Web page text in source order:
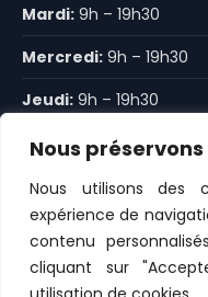
Nous
Nous utilisons des
expérience de
contenu
cliquant sur
Mardi: 9h – 19h30
Mercredi: 9h – 19h30
Jeudi: 9h – 19h30
Vendredi:9h – 12h30
Samedi:9h – 19h30
Dimanche: 9h – 14h